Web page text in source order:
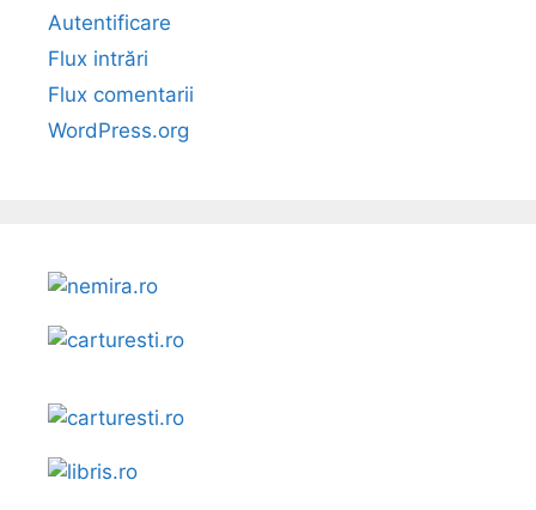
Autentificare
Flux intrări
Flux comentarii
WordPress.org